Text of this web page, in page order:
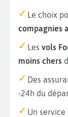
Le choix
compagnies
Les vols
moins chers
Des
-24h du
Un